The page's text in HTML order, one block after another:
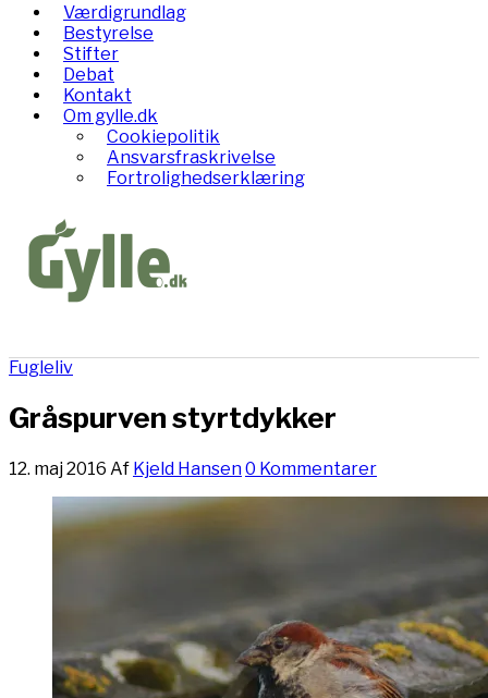
Værdigrundlag
Bestyrelse
Stifter
Debat
Kontakt
Om gylle.dk
Cookiepolitik
Ansvarsfraskrivelse
Fortrolighedserklæring
Fugleliv
Gråspurven styrtdykker
12. maj 2016 Af Kjeld Hansen0 Kommentarer